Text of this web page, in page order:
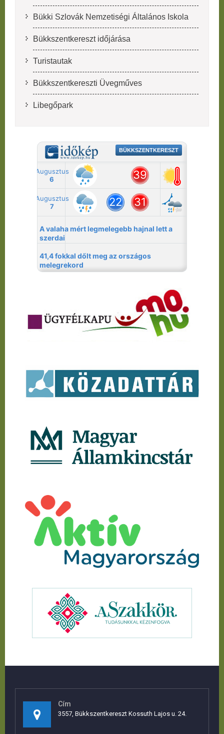
Bükki Szlovák Nemzetiségi Általános Iskola
Bükkszentkereszt időjárása
Turistautak
Bükkszentkereszti Üvegműves
Libegőpark
Cím
3557, Bükkszentkereszt Kossuth Lajos u. 24.